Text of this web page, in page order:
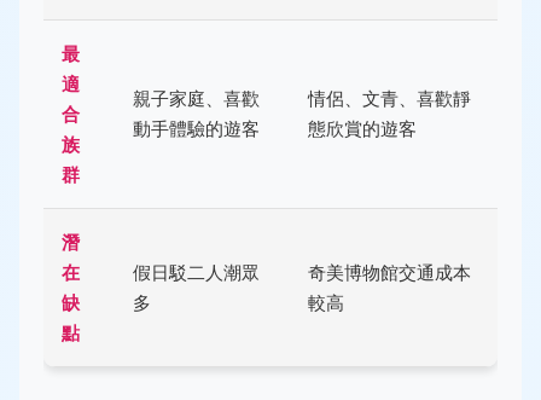
最
適
合
族
群
親子家庭、喜歡
動手體驗的遊客
情侶、文青、喜歡靜
態欣賞的遊客
潛
在
缺
點
假日駁二人潮眾
多
奇美博物館交通成本
較高